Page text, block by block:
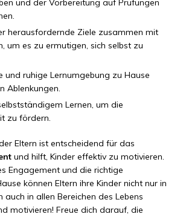
und der Vorbereitung auf Prüfungen
herausfordernde Ziele zusammen mit
um es zu ermutigen, sich selbst zu
und ruhige Lernumgebung zu Hause
Ablenkungen.
Lernen, um die
zu fördern.
Eltern ist entscheidend für das
und hilft, Kinder effektiv zu motivieren.
Engagement und die richtige
können Eltern ihre Kinder nicht nur in
auch in allen Bereichen des Lebens
motivieren! Freue dich darauf, die